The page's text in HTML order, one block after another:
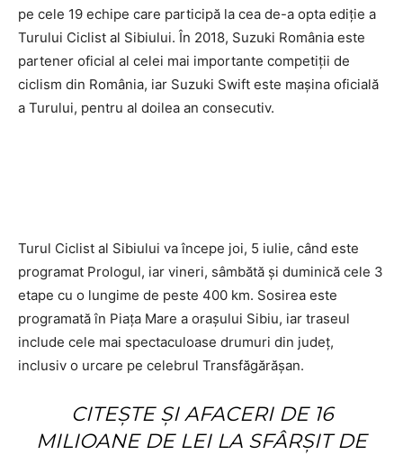
pe cele 19 echipe care participă la cea de-a opta ediţie a
Turului Ciclist al Sibiului. În 2018, Suzuki România este
partener oficial al celei mai importante competiţii de
ciclism din România, iar Suzuki Swift este maşina oficială
a Turului, pentru al doilea an consecutiv.
Turul Ciclist al Sibiului va începe joi, 5 iulie, când este
programat Prologul, iar vineri, sâmbătă şi duminică cele 3
etape cu o lungime de peste 400 km. Sosirea este
programată în Piaţa Mare a oraşului Sibiu, iar traseul
include cele mai spectaculoase drumuri din judeţ,
inclusiv o urcare pe celebrul Transfăgărășan.
CITEȘTE ȘIAFACERI DE 16
MILIOANE DE LEI LA SFÂRȘIT DE